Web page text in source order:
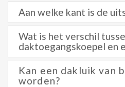
Aan welke kant is de
Wat is het verschil
daktoegangskoepel en
Kan een dakluik van
worden?